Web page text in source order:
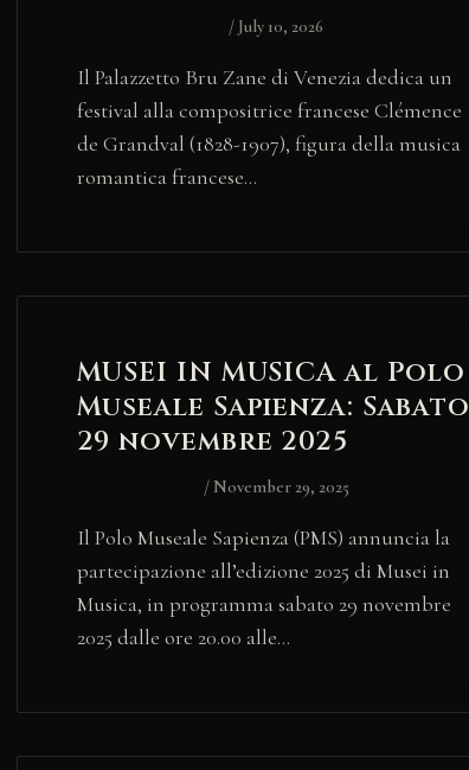
/ July 10, 2026
Il Palazzetto Bru Zane di Venezia dedica un
festival alla compositrice francese Clémence
de Grandval (1828-1907), figura della musica
romantica francese…
MUSEI IN MUSICA al Polo
Museale Sapienza: Sabato
29 novembre 2025
/November 29, 2025
Il Polo Museale Sapienza (PMS) annuncia la
partecipazione all’edizione 2025 di Musei in
Musica, in programma sabato 29 novembre
2025 dalle ore 20.00 alle…